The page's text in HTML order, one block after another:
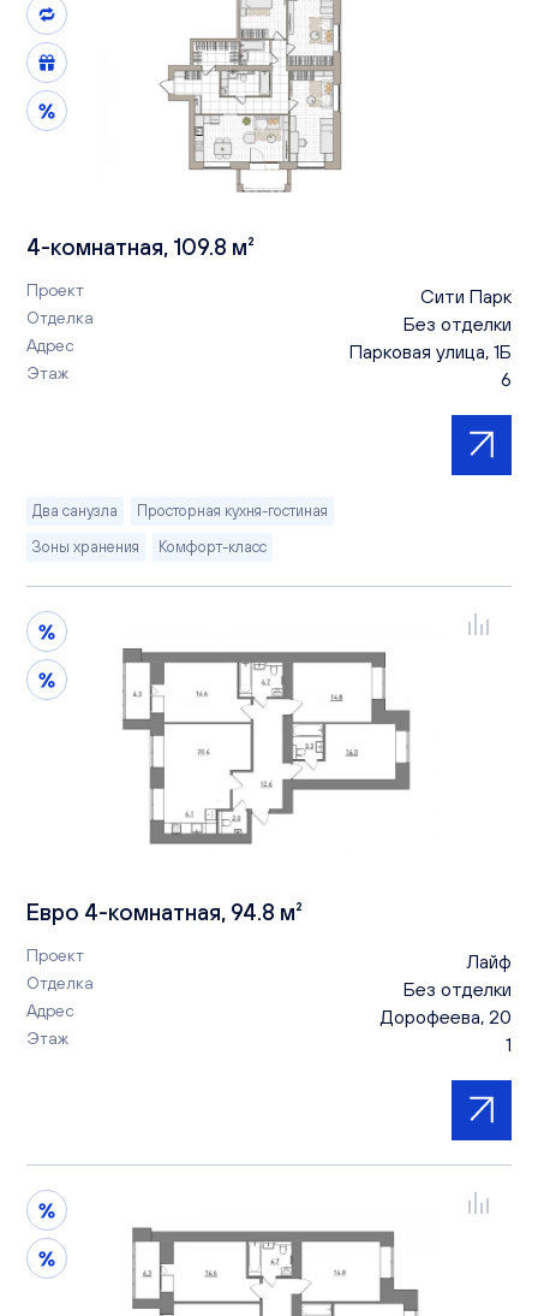
4-комнатная, 109.8 м²
Проект Сити Парк
Отделка Без отделки
Адрес Парковая улица, 1Б
Этаж 6
Два санузла
Просторная кухня-гостиная
Зоны хранения
Комфорт-класс
Евро 4-комнатная, 94.8 м²
Проект Лайф
Отделка Без отделки
Адрес Дорофеева, 20
Этаж 1